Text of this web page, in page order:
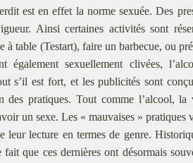
est en effet la norme sexuée. Des
Ainsi certaines activités sont
à table (Testart), faire un barbecue, ou
également sexuellement clivées,
s’il est fort, et les publicités sont
des pratiques. Tout comme l’alcool,
un sexe. Les « mauvaises » pratiques
leur lecture en termes de genre.
fait que ces dernières ont désormais